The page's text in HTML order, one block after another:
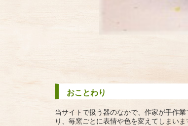
おことわり
当サイトで扱う器のなかで、作家が手作
り、毎窯ごとに表情や色を変えてしまいま